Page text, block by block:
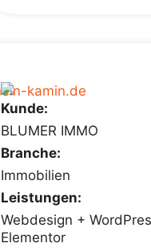
Kunde:
BLUMER IMMO
Branche:
Immobilien
Leistungen:
Webdesign +
Elementor